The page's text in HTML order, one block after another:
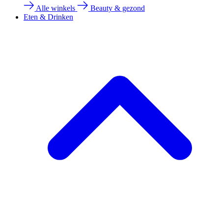
Alle winkels
Beauty & gezond
Eten & Drinken